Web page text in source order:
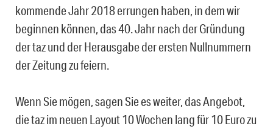
kommende Jahr 2018 errungen haben, in dem wir
beginnen können, das 40. Jahr nach der Gründung
der taz und der Herausgabe der ersten Nullnummern
der Zeitung zu feiern.
Wenn Sie mögen, sagen Sie es weiter, das Angebot,
die taz im neuen Layout 10 Wochen lang für 10 Euro zu